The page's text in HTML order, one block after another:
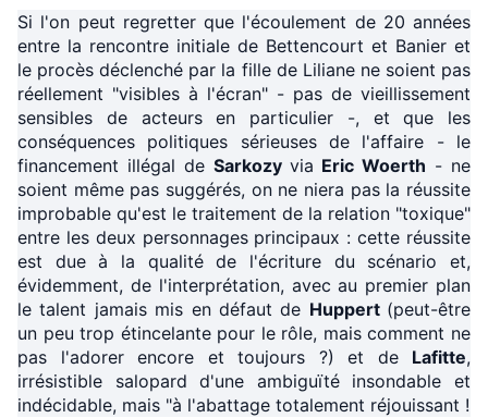
Si l'on peut regretter que l'écoulement de 20 années
entre la rencontre initiale de Bettencourt et Banier et
le procès déclenché par la fille de Liliane ne soient pas
réellement "visibles à l'écran" - pas de vieillissement
sensibles de acteurs en particulier -, et que les
conséquences politiques sérieuses de l'affaire - le
financement illégal de Sarkozy via Eric Woerth - ne
soient même pas suggérés, on ne niera pas la réussite
improbable qu'est le traitement de la relation "toxique"
entre les deux personnages principaux : cette réussite
est due à la qualité de l'écriture du scénario et,
évidemment, de l'interprétation, avec au premier plan
le talent jamais mis en défaut de Huppert (peut-être
un peu trop étincelante pour le rôle, mais comment ne
pas l'adorer encore et toujours ?) et de
Lafitte,
irrésistible salopard d'une ambiguïté insondable et
indécidable, mais "à l'abattage totalement réjouissant !